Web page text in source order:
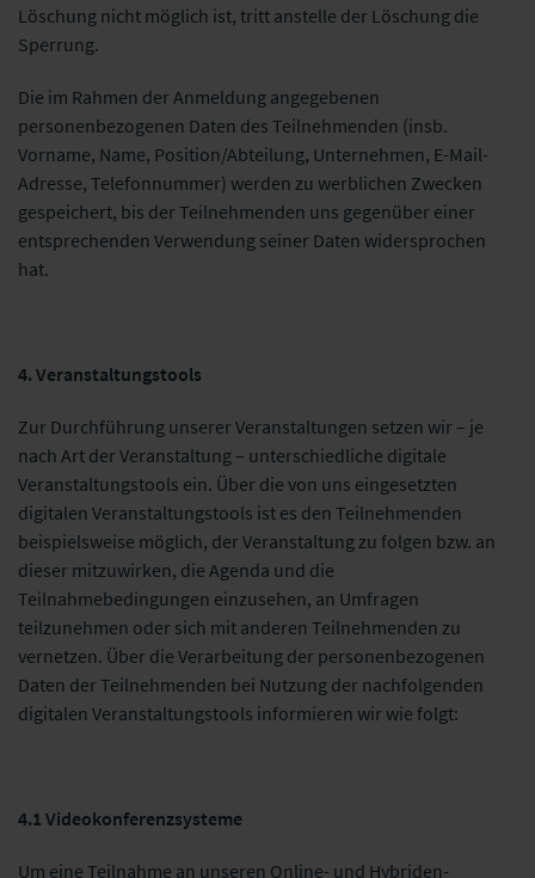
Löschung nicht möglich ist, tritt anstelle der Löschung die
Sperrung.
Die im Rahmen der Anmeldung angegebenen
personenbezogenen Daten des Teilnehmenden (insb.
Vorname, Name, Position/Abteilung, Unternehmen, E-Mail-
Adresse, Telefonnummer) werden zu werblichen Zwecken
gespeichert, bis der Teilnehmenden uns gegenüber einer
entsprechenden Verwendung seiner Daten widersprochen
hat.
4. Veranstaltungstools
Zur Durchführung unserer Veranstaltungen setzen wir – je
nach Art der Veranstaltung – unterschiedliche digitale
Veranstaltungstools ein. Über die von uns eingesetzten
digitalen Veranstaltungstools ist es den Teilnehmenden
beispielsweise möglich, der Veranstaltung zu folgen bzw. an
dieser mitzuwirken, die Agenda und die
Teilnahmebedingungen einzusehen, an Umfragen
teilzunehmen oder sich mit anderen Teilnehmenden zu
vernetzen. Über die Verarbeitung der personenbezogenen
Daten der Teilnehmenden bei Nutzung der nachfolgenden
digitalen Veranstaltungstools informieren wir wie folgt:
4.1 Videokonferenzsysteme
Um eine Teilnahme an unseren Online- und Hybriden-